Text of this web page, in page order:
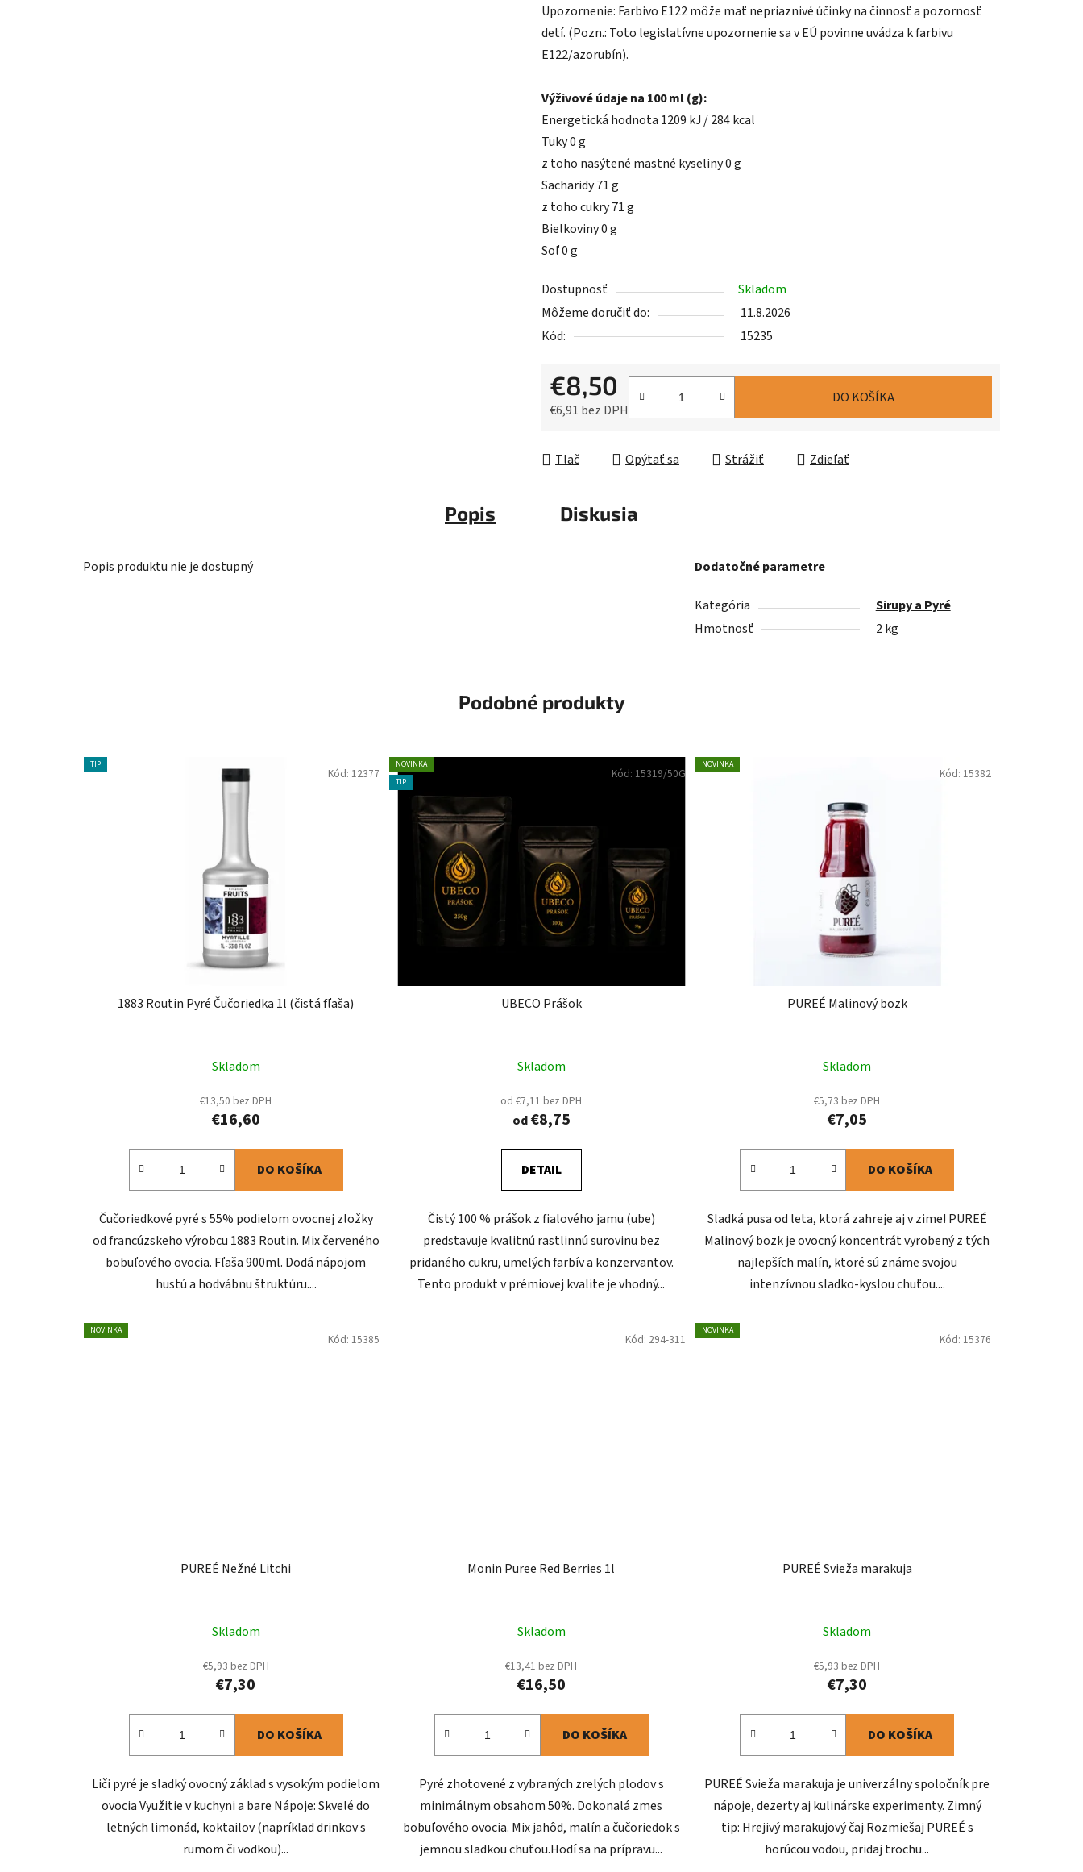
​Upozornenie: Farbivo E122 môže mať nepriaznivé účinky na činnosť a pozornosť
detí. (Pozn.: Toto legislatívne upozornenie sa v EÚ povinne uvádza k farbivu
E122/azorubín).
​Výživové údaje na 100 ml (g):
Energetická hodnota 1209 kJ / 284 kcal
Tuky 0 g
z toho nasýtené mastné kyseliny 0 g
Sacharidy 71 g
z toho cukry 71 g
Bielkoviny 0 g
Soľ 0 g
Dostupnosť
Skladom
Môžeme doručiť do:
11.8.2026
Kód:
15235
€8,50
€6,91 bez DPH
DO KOŠÍKA
Tlač Opýtať sa Strážiť Zdieľať
Popis Diskusia
Popis produktu nie je dostupný Dodatočné parametre
Kategória
Sirupy a Pyré
Hmotnosť
2 kg
Podobné produkty
TIP
1883 Routin Pyré Čučoriedka 1l (čistá fľaša)
Skladom
€13,50 bez DPH
€16,60
DO KOŠÍKA
Čučoriedkové pyré s 55% podielom ovocnej zložky
od francúzskeho výrobcu 1883 Routin. Mix červeného
bobuľového ovocia. Fľaša 900ml. Dodá nápojom
hustú a hodvábnu štruktúru....
Kód: 12377
NOVINKA
TIP
UBECO Prášok
Skladom
od €7,11 bez DPH
od€8,75
DETAIL
Čistý 100 % prášok z fialového jamu (ube)
predstavuje kvalitnú rastlinnú surovinu bez
pridaného cukru, umelých farbív a konzervantov.
Tento produkt v prémiovej kvalite je vhodný...
Kód: 15319/50G
NOVINKA
PUREÉ Malinový bozk
Skladom
€5,73 bez DPH
€7,05
DO KOŠÍKA
Sladká pusa od leta, ktorá zahreje aj v zime! PUREÉ
Malinový bozk je ovocný koncentrát vyrobený z tých
najlepších malín, ktoré sú známe svojou
intenzívnou sladko-kyslou chuťou....
Kód: 15382
NOVINKA
PUREÉ Nežné Litchi
Skladom
€5,93 bez DPH
€7,30
DO KOŠÍKA
Liči pyré je sladký ovocný základ s vysokým podielom
ovocia Využitie v kuchyni a bare Nápoje: Skvelé do
letných limonád, koktailov (napríklad drinkov s
rumom či vodkou)...
Kód: 15385
Monin Puree Red Berries 1l
Skladom
€13,41 bez DPH
€16,50
DO KOŠÍKA
Pyré zhotovené z vybraných zrelých plodov s
minimálnym obsahom 50%. Dokonalá zmes
bobuľového ovocia. Mix jahôd, malín a čučoriedok s
jemnou sladkou chuťou.Hodí sa na prípravu...
Kód: 294-311
NOVINKA
PUREÉ Svieža marakuja
Skladom
€5,93 bez DPH
€7,30
DO KOŠÍKA
PUREÉ Svieža marakuja je univerzálny spoločník pre
nápoje, dezerty aj kulinárske experimenty. Zimný
tip: Hrejivý marakujový čaj Rozmiešaj PUREÉ s
horúcou vodou, pridaj trochu...
Kód: 15376